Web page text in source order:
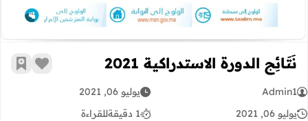
نَتَائِج الدورة الاستدراكية 2021 زر أضف
Admin1
يوليو 06, 2021
يوليو 06, 2021
1 دقيقة
للقراءة